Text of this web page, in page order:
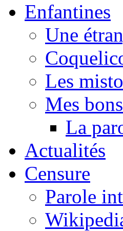
Enfantines
Une
Les
Mes
La
Actualités
Censure
Parole